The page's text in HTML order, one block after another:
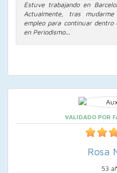
Estuve trabajando en
Actualmente, tras
empleo para continuar dentro
en Periodismo...
VALIDADO POR
Rosa
53